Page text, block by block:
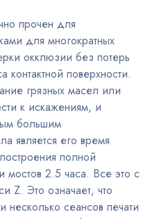
прочен для
для многократных
окклюзии без потерь
поверхности.
грязных масел или
к искажениям, и
большим
является его время
полной
2.5 часа. Все это с
Z. Это означает, что
несколько сеансов печати